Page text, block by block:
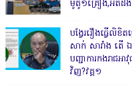
ម៉ូតូ១គ្រឿង,អត់ដឹ
បង្វែររឿងធ្វើ
សាក់ សារាំង តើ
បញ្ជាការកងរាជអ
វិញ?វគ្គ១